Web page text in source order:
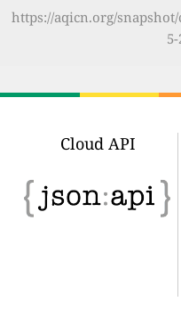
https://aqicn.org/
Cloud API